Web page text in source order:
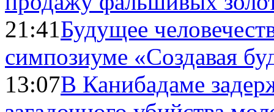
21:41Будущее
симпозиуме «Создавая
13:07В Канибадаме